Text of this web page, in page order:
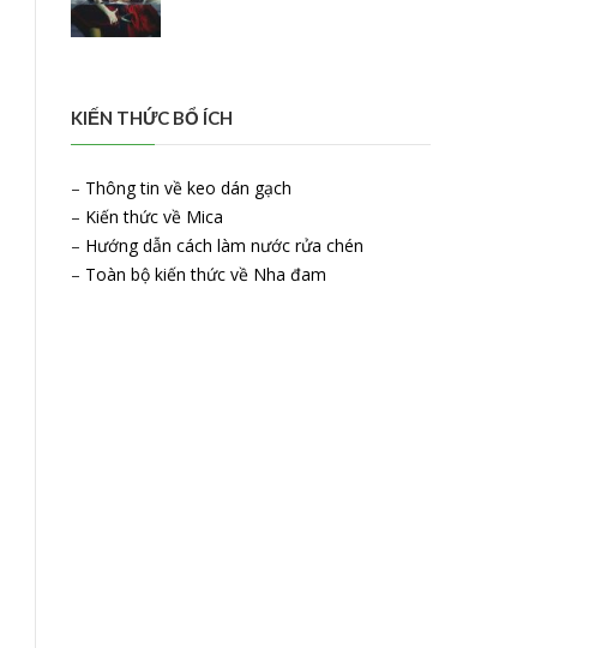
KIẾN THỨC BỔ ÍCH
– Thông tin về keo dán gạch
– Kiến thức về Mica
– Hướng dẫn cách làm nước rửa chén
– Toàn bộ kiến thức về Nha đam